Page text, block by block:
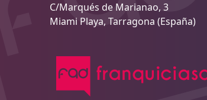
C/Marqués de Marianao, 3
Miami Playa, Tarragona (España)